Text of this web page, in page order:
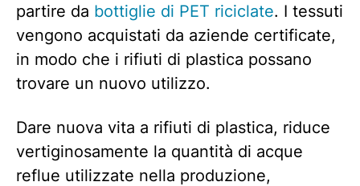
partire da bottiglie di PET riciclate. I tessuti
vengono acquistati da aziende certificate,
in modo che i rifiuti di plastica possano
trovare un nuovo utilizzo.
Dare nuova vita a rifiuti di plastica, riduce
vertiginosamente la quantità di acque
reflue utilizzate nella produzione,